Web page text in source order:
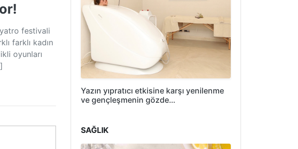
festivali
farklı kadın
oyunları
Yazın yıpratıcı etkisine karşı yenilenme
ve gençleşmenin gözde…
SAĞLIK